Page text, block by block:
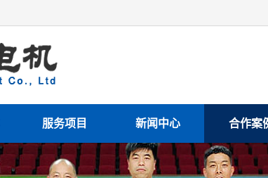
服务项目 新闻中心 合作案